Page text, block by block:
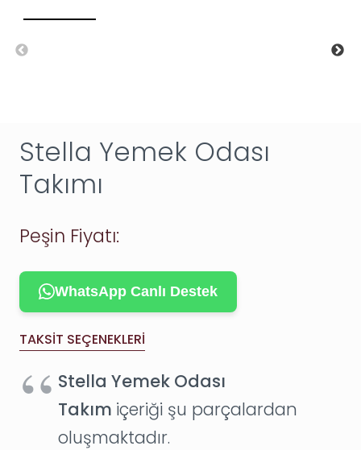
Stella Yemek Odası
Takımı
Peşin Fiyatı:
WhatsApp Canlı Destek
TAKSIT SEÇENEKLERI
Stella Yemek Odası
Takım içeriği şu parçalardan
oluşmaktadır.